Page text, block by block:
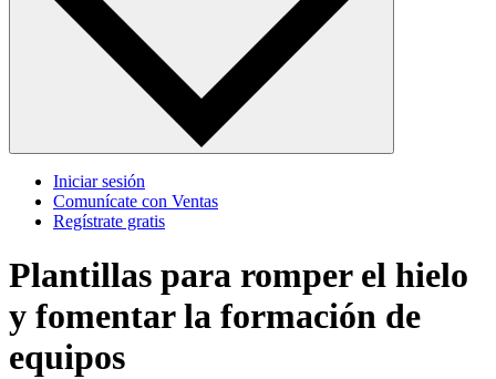
Iniciar sesión
Comunícate con Ventas
Regístrate gratis
Plantillas para romper el hielo
y fomentar la formación de
equipos